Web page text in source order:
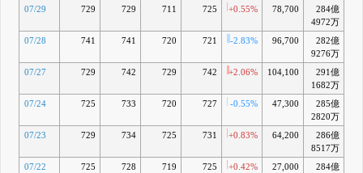
07/29
729 729 711 725 +0.55% 78,700
284億
4972万
07/28 741 741 720 721 -2.83% 96,700
282億
9276万
07/27 729 742 729 742 +2.06% 104,100
291億
1682万
07/24 725 733 720 727 -0.55% 47,300
285億
2820万
07/23 729 734 725 731 +0.83% 64,200
286億
8517万
07/22 725 728 719 725 +0.42% 27,000
284億